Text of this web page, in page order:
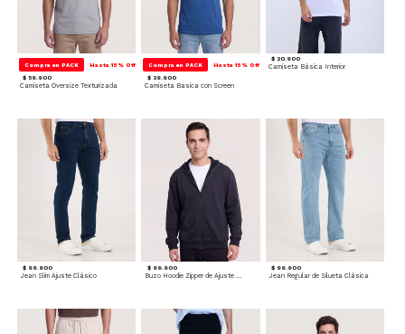
Compra en PACK Hasta 15% Off
$ 59.900
Camiseta Oversize Texturizada
Compra en PACK Hasta 15% Off
$ 39.900
Camiseta Basica con Screen
$ 20.900
Camiseta Básica Interior
$ 99.900
Jean Slim Ajuste Clásico
$ 99.900
Buzo Hoodie Zipper de Ajuste Cómodo
$ 99.900
Jean Regular de Silueta Clásica